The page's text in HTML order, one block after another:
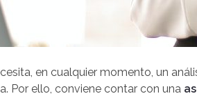
en cualquier momento, un
Por ello, conviene contar con una